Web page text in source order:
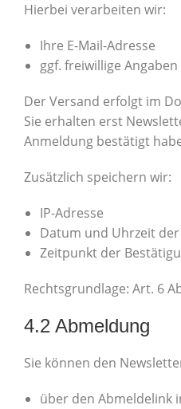
Hierbei verarbeiten wir:
Ihre E-Mail-Adresse
ggf. freiwillige Angaben
Der Versand erfolgt im
Sie erhalten erst
Anmeldung bestätigt
Zusätzlich speichern wir:
IP-Adresse
Datum und Uhrzeit
Zeitpunkt der
Rechtsgrundlage: Art. 6
4.2 Abmeldung
Sie können den
über den Abmeldelink